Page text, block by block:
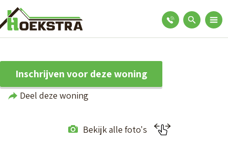
Inschrijven voor deze woning
Deel deze woning
Bekijk alle foto's